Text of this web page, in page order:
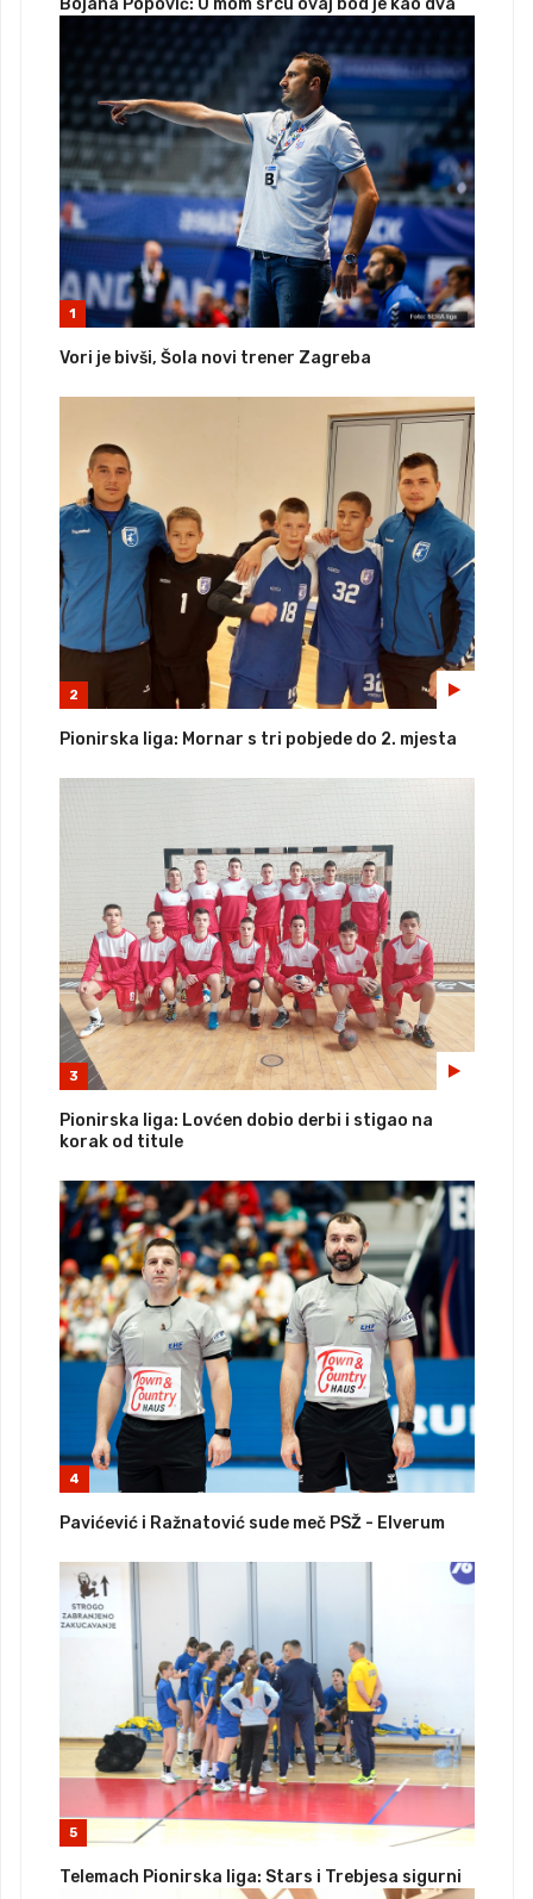
Bojana Popović: U mom srcu ovaj bod je kao dva
1
Vori je bivši, Šola novi trener Zagreba
2
Pionirska liga: Mornar s tri pobjede do 2. mjesta
3
Pionirska liga: Lovćen dobio derbi i stigao na
korak od titule
4
Pavićević i Ražnatović sude meč PSŽ - Elverum
5
Telemach Pionirska liga: Stars i Trebjesa sigurni